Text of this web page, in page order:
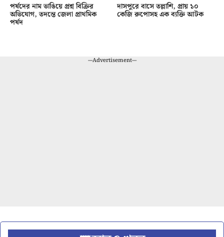
পর্ষদের নাম ভাঙিয়ে প্রশ্ন বিক্রির
অভিযোগ, তদন্তে জেলা প্রাথমিক
পর্ষদ
দাসপুরে বাসে তল্লাশি, প্রায় ১০
কেজি রুপোসহ এক ব্যক্তি আটক
---Advertisement---